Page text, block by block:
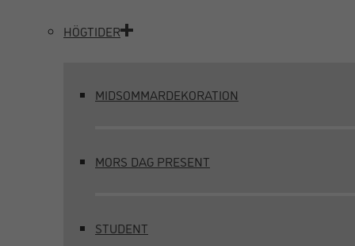
HÖGTIDER
MIDSOMMARDEKORATION
MORS DAG PRESENT
STUDENT